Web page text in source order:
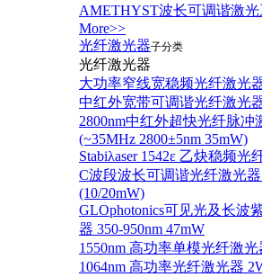
AMETHYST波长可调谐激
More>>
光纤激光器子分类
光纤激光器
大功率窄线宽稳频光纤激光
中红外宽带可调谐光纤激光
2800nm中红外超快光纤脉冲
(~35MHz 2800±5nm 35mW)
Stabiλaser 1542ε 乙炔稳频光
C波段波长可调谐光纤激光器
(10/20mW)
GLOphotonics可见光及长波
器 350-950nm 47mW
1550nm 高功率单模光纤激光
1064nm 高功率光纤激光器